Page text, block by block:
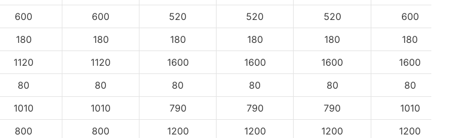
600 600 520 520 520
600
180 180 180 180 180
180
1120 1120 1600 1600 1600
1600
80 80 80 80 80
80
1010 1010 790 790 790
1010
800 800 1200 1200 1200
1200